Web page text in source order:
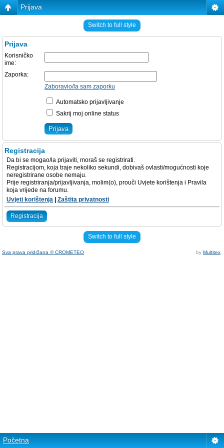
Prijava
Switch to full style
Prijava
Korisničko
ime:
Zaporka:
Zaboravio/la sam zaporku
Automatsko prijavljivanje
Sakrij moj online status
Registracija
Da bi se mogao/la prijaviti, moraš se registrirati.
Registracijom, koja traje nekoliko sekundi, dobivaš ovlasti/mogućnosti koje
neregistrirane osobe nemaju.
Prije registriranja/prijavljivanja, molim(o), prouči Uvjete korištenja i Pravila
koja vrijede na forumu.
Uvjeti korištenja
Zaštita privatnosti
Registracija
Switch to full style
Sva prava pridržana © CROMETEO by Multitex
Početna